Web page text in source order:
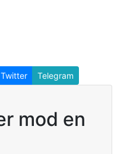
Twitter Telegram
mod en